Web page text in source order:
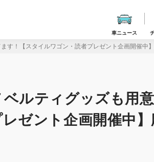
車ニュース
す！【スタイルワゴン・読者プレゼント企画開催中
ルティグッズも用
ゼント企画開催中